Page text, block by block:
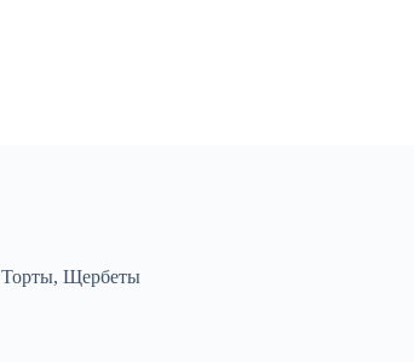
Торты, Щербеты